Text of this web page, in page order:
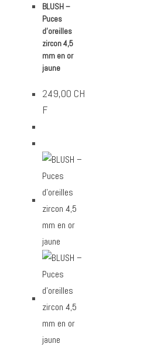
BLUSH –
Puces
d’oreilles
zircon 4,5
mm en or
jaune
249,00 CH
F